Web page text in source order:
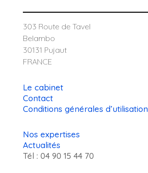
303 Route de Tavel
Belambo
30131 Pujaut
FRANCE
Le cabinet
Contact
Conditions générales d’utilisation
Nos expertises
Actualités
Tél : 04 90 15 44 70